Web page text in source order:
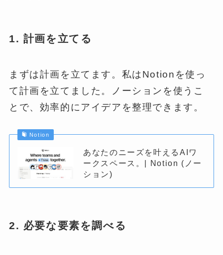
1. 計画を立てる
まずは計画を立てます。私はNotionを使っ
て計画を立てました。ノーションを使うこ
とで、効率的にアイデアを整理できます。
Notion
あなたのニーズを叶えるAIワ
ークスペース。| Notion (ノー
ション)
2. 必要な要素を調べる